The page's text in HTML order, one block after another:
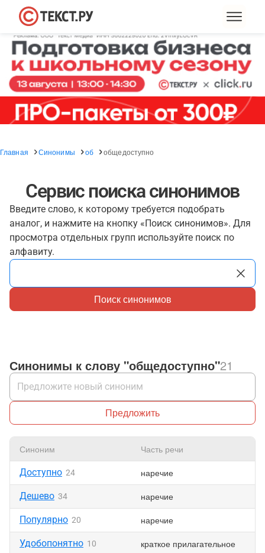
Главная Синонимы об общедоступно
Сервис поиска синонимов
Введите слово, к которому требуется подобрать
аналог, и нажмите на кнопку «Поиск синонимов». Для
просмотра отдельных групп используйте поиск по
алфавиту.
Поиск синонимов
Синонимы к слову "общедоступно"21
Предложить
Синоним Часть речи
Доступно 24 наречие
Дешево 34 наречие
Популярно 20 наречие
Удобопонятно 10 краткое прилагательное